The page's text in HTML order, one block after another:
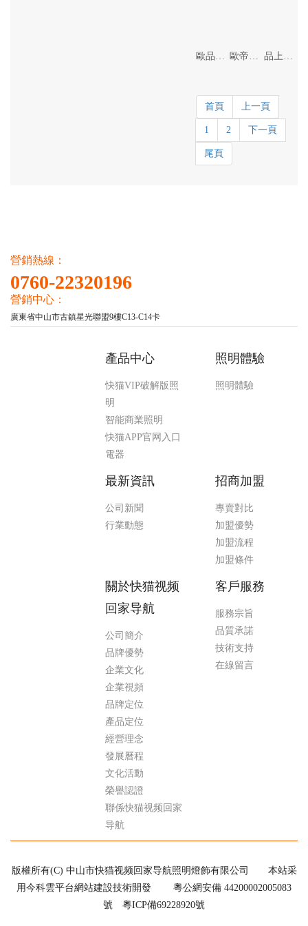
歐品係列 歐帝係列 品上係列
首頁 上一頁
1 2 下一頁
尾頁
營銷熱線：
0760-22320196
營銷中心：
廣東省中山市古鎮星光聯盟9樓C13-C14卡
產品中心
快猫VIP破解版照
明
智能商業照明
快猫APP官网入口
電器
照明體驗
照明體驗
最新資訊
公司新聞
行業動態
招商加盟
專賣對比
加盟優勢
加盟流程
加盟條件
關於快猫视频
回家导航
公司簡介
品牌優勢
企業文化
企業視頻
品牌定位
產品定位
經營理念
發展曆程
文化活動
榮譽認證
聯係快猫视频回家
导航
客戶服務
服務宗旨
品質承諾
技術支持
在線留言
版權所有(C) 中山市快猫视频回家导航照明燈飾有限公司 本站采
用今科雲平台網站建設技術開發 粵公網安備 44200002005083
號 粵ICP備69228920號